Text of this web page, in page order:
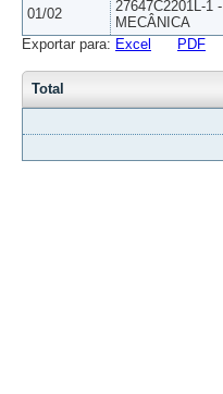
01/02
27647C2201L-1 -
MECÂNICA
Exportar para: Excel PDF
Total